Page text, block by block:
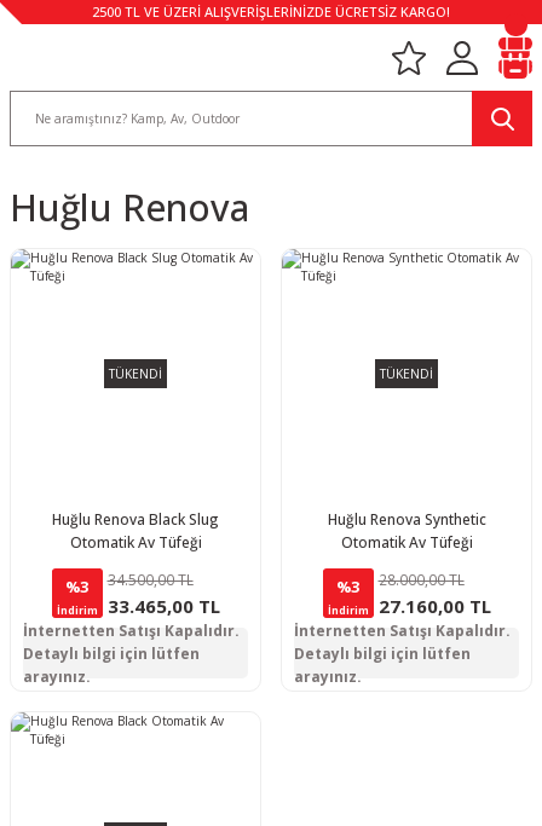
2500 TL VE ÜZERİ ALIŞVERİŞLERİNİZDE ÜCRETSİZ KARGO!
Huğlu Renova
TÜKENDİ
Huğlu Renova Black Slug
Otomatik Av Tüfeği
%3
İndirim
34.500,00 TL
33.465,00 TL
İnternetten Satışı Kapalıdır.
Detaylı bilgi için lütfen
arayınız.
TÜKENDİ
Huğlu Renova Synthetic
Otomatik Av Tüfeği
%3
İndirim
28.000,00 TL
27.160,00 TL
İnternetten Satışı Kapalıdır.
Detaylı bilgi için lütfen
arayınız.